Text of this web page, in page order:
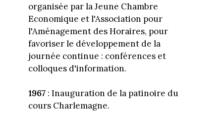
organisée par la Jeune Chambre
Economique et l'Association pour
l'Aménagement des Horaires, pour
favoriser le développement de la
journée continue : conférences et
colloques d'information.
1967: Inauguration de la patinoire du
cours Charlemagne.